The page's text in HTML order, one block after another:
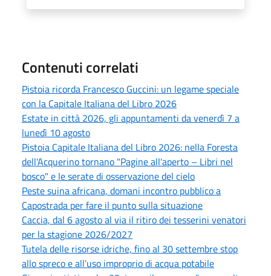
Contenuti correlati
Pistoia ricorda Francesco Guccini: un legame speciale
con la Capitale Italiana del Libro 2026
Estate in città 2026, gli appuntamenti da venerdì 7 a
lunedì 10 agosto
Pistoia Capitale Italiana del Libro 2026: nella Foresta
dell'Acquerino tornano "Pagine all'aperto – Libri nel
bosco" e le serate di osservazione del cielo
Peste suina africana, domani incontro pubblico a
Capostrada per fare il punto sulla situazione
Caccia, dal 6 agosto al via il ritiro dei tesserini venatori
per la stagione 2026/2027
Tutela delle risorse idriche, fino al 30 settembre stop
allo spreco e all’uso improprio di acqua potabile